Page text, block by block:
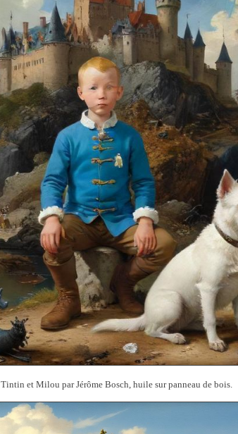
Tintin et Milou par Jérôme Bosch, huile sur panneau de bois.